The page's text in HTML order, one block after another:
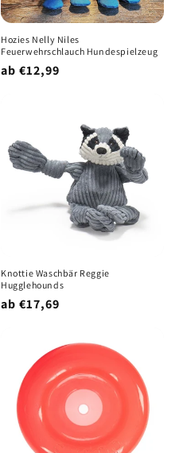
Hozies Nelly Niles
Feuerwehrschlauch Hundespielzeug
Normaler
ab €12,99
Knottie Waschbär Reggie
Hugglehounds
Normaler
ab €17,69